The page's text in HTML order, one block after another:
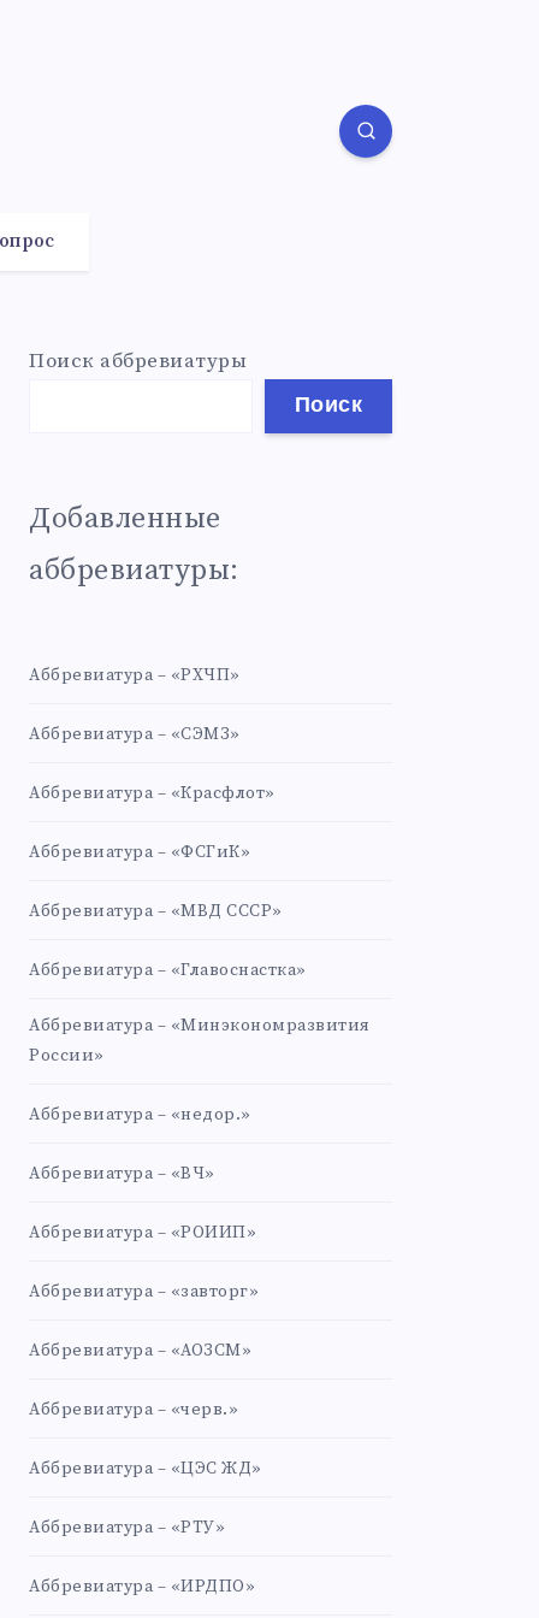
Поиск аббревиатуры
Поиск
Добавленные
аббревиатуры:
Аббревиатура – «РХЧП»
Аббревиатура – «СЭМЗ»
Аббревиатура – «Красфлот»
Аббревиатура – «ФСГиК»
Аббревиатура – «МВД СССР»
Аббревиатура – «Главоснастка»
Аббревиатура – «Минэкономразвития
России»
Аббревиатура – «недор.»
Аббревиатура – «ВЧ»
Аббревиатура – «РОИИП»
Аббревиатура – «завторг»
Аббревиатура – «АОЗСМ»
Аббревиатура – «черв.»
Аббревиатура – «ЦЭС ЖД»
Аббревиатура – «РТУ»
Аббревиатура – «ИРДПО»